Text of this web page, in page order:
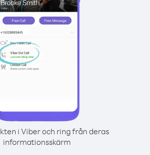
i Viber och ring från deras
informationsskärm